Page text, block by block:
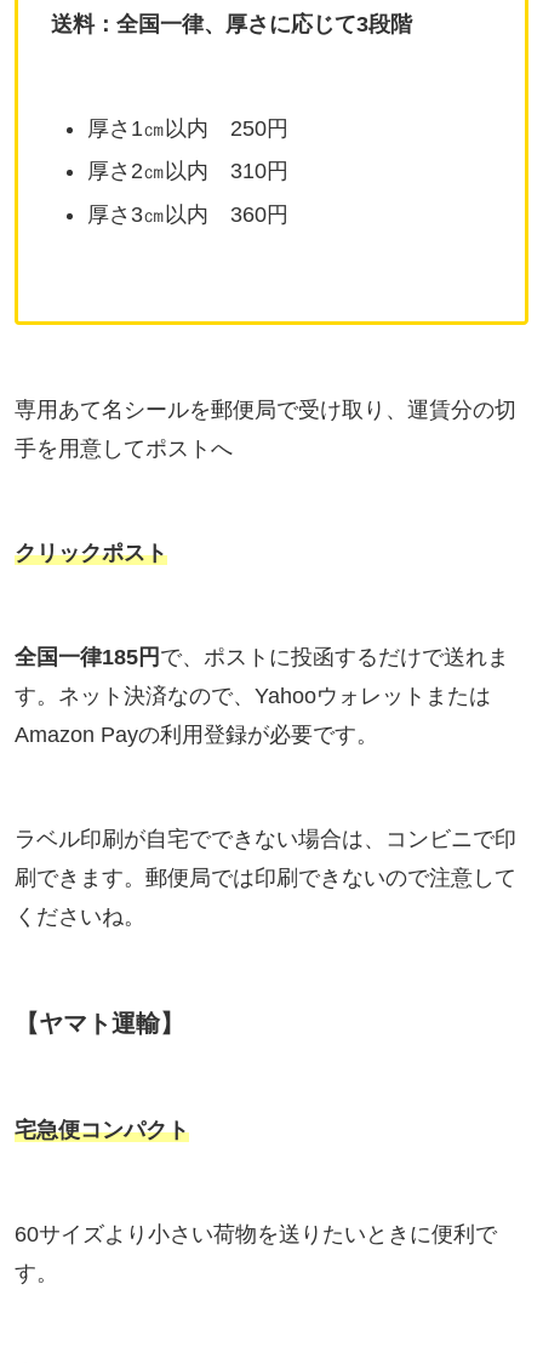
送料：全国一律、厚さに応じて3段階
厚さ1㎝以内 250円
厚さ2㎝以内 310円
厚さ3㎝以内 360円
専用あて名シールを郵便局で受け取り、運賃分の切
手を用意してポストへ
クリックポスト
全国一律185円 で、ポストに投函するだけで送れま
す。ネット決済なので、Yahooウォレットまたは
Amazon Payの利用登録が必要です。
ラベル印刷が自宅でできない場合は、コンビニで印
刷できます。郵便局では印刷できないので注意して
くださいね。
【ヤマト運輸】
宅急便コンパクト
60サイズより小さい荷物を送りたいときに便利で
す。